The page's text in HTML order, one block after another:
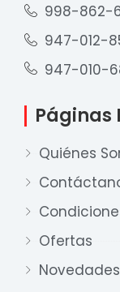
998-862-
947-012-
947-010-
Quiénes
Ofertas
Novedades